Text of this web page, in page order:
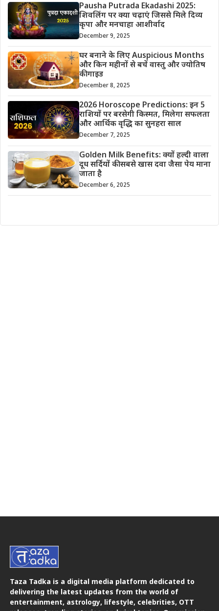
Pausha Putrada Ekadashi 2025:
शिवलिंग पर क्या चढ़ाएं जिससे मिले दिव्य
कृपा और मनचाहा आशीर्वाद
December 9, 2025
घर बनाने के लिए Auspicious Months
और किन महीनों से बचें वास्तु और ज्योतिष
की गाइड
December 8, 2025
2026 Horoscope Predictions: इन 5
राशियों पर बरसेगी किस्मत, मिलेगा सफलता
और आर्थिक वृद्धि का सुनहरा साल
December 7, 2025
Golden Milk Benefits: क्यों हल्दी वाला
दूध सर्दियों की सबसे खास दवा जैसा पेय माना
जाता है
December 6, 2025
Taza Tadka is a digital media platform dedicated to
delivering the latest updates from the world of
entertainment, astrology, lifestyle, celebrities, OTT